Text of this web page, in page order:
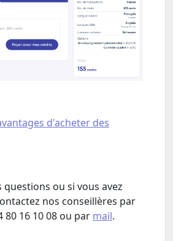
d'acheter des
ou si vous avez
nos conseillères par
80 16 10 08 ou par mail.